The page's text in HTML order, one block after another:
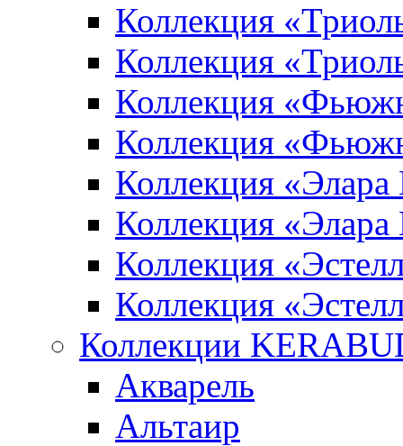
Коллекция
Коллекция
Коллекция
Коллекция
Коллекция «Элара
Коллекция «Элара
Коллекция
Коллекция
Коллекции
Акварель
Альтаир